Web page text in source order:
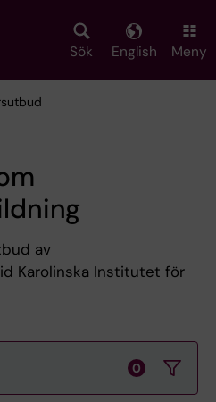
Sök English Meny
av
Karolinska Institutet för
0